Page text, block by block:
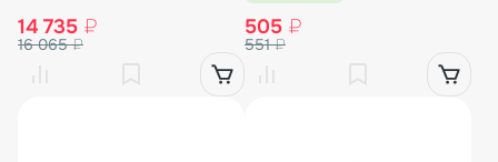
14 735 ₽
16 065₽
505 ₽
551₽